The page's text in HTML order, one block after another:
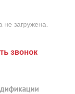
загружена.
звонок